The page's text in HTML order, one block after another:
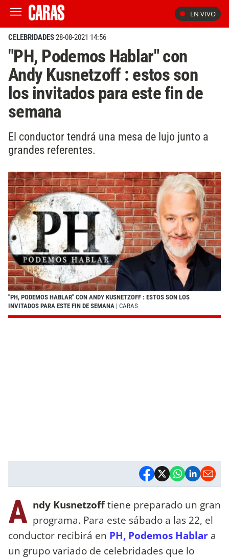
EN VIVO
CELEBRIDADES28-08-2021 14:56
"PH, Podemos Hablar" con
Andy Kusnetzoff : estos son
los invitados para este fin de
semana
El conductor tendrá una mesa de lujo junto a
grandes referentes.
"PH, PODEMOS HABLAR" CON ANDY KUSNETZOFF : ESTOS SON LOS
INVITADOS PARA ESTE FIN DE SEMANA | CARAS
A ndy Kusnetzofftiene preparado un gran
programa. Para este sábado a las 22, el
conductor recibirá en PH, Podemos Hablar a
un grupo variado de celebridades que lo